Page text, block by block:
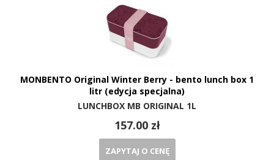
MONBENTO Original Winter Berry - bento lunch box 1
litr (edycja specjalna)
LUNCHBOX MB ORIGINAL 1L
157.00 zł
ZAPYTAJ O CENĘ